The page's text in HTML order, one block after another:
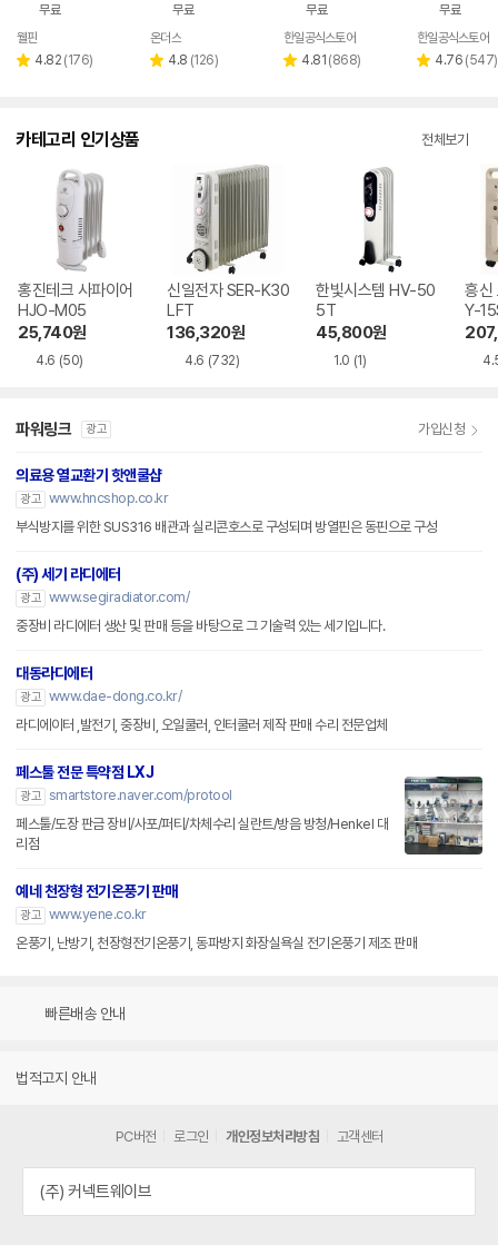
무료
웰핀
별 4.82 리
(176)
무료
온더스
별 4.8 리
(126)
한파 날씨
무료
한일공식스토어
별 4.81 리
(868)
한파 날씨
무료
한일공식스토어
별 4.76 리
(547)
카테고리 인기상품 전체보기
홍진테크 사파이어
HJO-M05
25,740원
4.6 (50)
신일전자 SER-K30
LFT
136,320원
4.6 (732)
한빛시스템 HV-50
5T
45,800원
1.0 (1)
흥신
Y-
파워링크 광고 가입신청
의료용 열교환기 핫앤쿨샵
광고 www.hncshop.co.kr
부식방지를 위한 SUS316 배관과 실리콘호스로 구성되며 방열핀은 동핀으로 구성
(주) 세기 라디에터
광고 www.segiradiator.com/
중장비 라디에터 생산 및 판매 등을 바탕으로 그 기술력 있는 세기입니다.
대동라디에터
광고 www.dae-dong.co.kr/
라디에이터 ,발전기, 중장비, 오일쿨러, 인터쿨러 제작 판매 수리 전문업체
페스툴 전문 특약점 LXJ
광고 smartstore.naver.com/protool
페스툴/도장 판금 장비/사포/퍼티/차체수리 실란트/방음 방청/Henkel 대
리점
예네 천장형 전기온풍기 판매
광고 www.yene.co.kr
온풍기, 난방기, 천장형전기온풍기, 동파방지 화장실욕실 전기온풍기 제조 판매
빠른배송 안내
법적고지 안내
PC버전 로그인 개인정보처리방침 고객센터
(주) 커넥트웨이브